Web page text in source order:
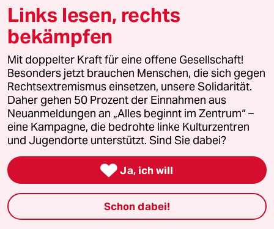
Dummheit, Gier und Arroganz. Die sind nicht
nur bei Putin wirksam. Jeder Mensch hat damit
zu tun. Jede/r mehr oder weniger. Stell Dir vor
es ist Krieg , aber keiner geht hin. Funktioniert
leider nicht , denn Menschen lassen sich von
anderen vor den Karren spannen und lassen
leicht aufhetzten. Das liegt an den drei Giften.
In diesem Fall überwiegend Dummheit.
R Rojas
29.07.2022, 05:09 Uhr
@Matt Gekachelt:
Nun, Mahatma Gandhi wiederum
sagte einmal:
Links lesen, rechts
bekämpfen
Mit doppelter Kraft für eine offene Gesellschaft!
Besonders jetzt brauchen Menschen, die sich gegen
Rechtsextremismus einsetzen, unsere Solidarität.
Daher gehen 50 Prozent der Einnahmen aus
Neuanmeldungen an „Alles beginnt im Zentrum“ –
eine Kampagne, die bedrohte linke Kulturzentren
und Jugendorte unterstützt. Sind Sie dabei?
 Ja, ich will
Schon dabei!